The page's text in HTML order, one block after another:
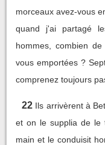
morceaux avez-vous
quand j'ai partagé
hommes, combien
vous emportées ?
comprenez toujours
22 Ils arrivèrent à
et on le supplia de le
main et le conduisit